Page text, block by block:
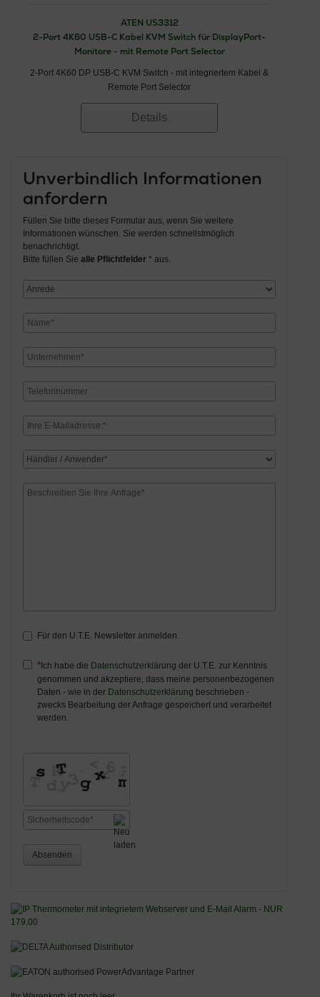
ATEN US3312
2-Port 4K60 USB-C Kabel KVM Switch für DisplayPort-
Monitore - mit Remote Port Selector
2-Port 4K60 DP USB-C KVM Switch - mit integriertem Kabel &
Remote Port Selector
Details
Unverbindlich Informationen
anfordern
Füllen Sie bitte dieses Formular aus, wenn Sie weitere
Informationen wünschen. Sie werden schnellstmöglich
benachrichtigt.
Bitte füllen Sie alle Pflichtfelder * aus.
Für den U.T.E. Newsletter anmelden.
Ich habe die Datenschutzerklärung der U.T.E. zur Kenntnis
genommen und akzeptiere, dass meine personenbezogenen
Daten - wie in der Datenschutzerklärung beschrieben -
zwecks Bearbeitung der Anfrage gespeichert und verarbeitet
werden.
Absenden